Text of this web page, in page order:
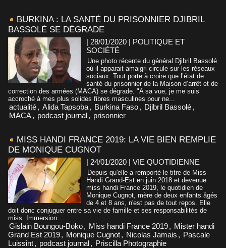
BURKINA : LA SANTÉ DU PRISONNIER DJIBRIL
BASSOLÉ SE DÉGRADE
| 28/01/2020 | POLITIQUE ET
SOCIÉTÉ
Une photo récente du général Djibril Bassolé
où il apparait amaigri circule sur les réseaux
sociaux. Tout porte à croire que l’état de
santé du prisonnier de la Maison d’arrêt et de
correction des armées (MACA) se dégrade. "A sa vue, je me suis
accroché à mes plus solides fibres masculines pour ne...
actualité, Alida Tapsoba, Burkina Faso, Djibril Bassolé,
MACA, podcast journal, prisonnier
MISS HANDI FRANCE 2019: LA VIE BIEN REMPLIE
DE MONIQUE CUGNOT
| 24/01/2020 | VIE QUOTIDIENNE
Depuis qu'elle a remporté le titre de Miss
Handi Grand-Est en juin 2018 et devenue
miss handi France 2019, le quotidien de
Monique Cugnot, mère de deux enfants âgés
de 4 et 8 ans, n'est pas de tout repos. Elle
doit donc conjuguer entre sa vie de famille et ses responsabilités de
miss. Immersion...
Gislain Boungou-Boko, Miss handi France 2019, Mister handi
Grand Est 2019, Monique Cugnot, Nicolas Jamais , Pascale
Luissint, podcast journal, Priscilla Photographie